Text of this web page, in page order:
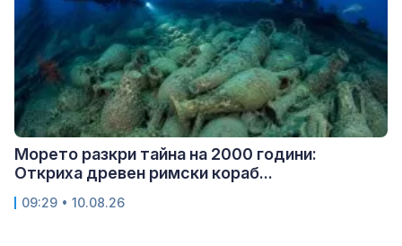
Морето разкри тайна на 2000 години:
Откриха древен римски кораб...
09:29 • 10.08.26